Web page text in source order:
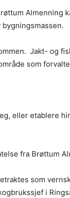
Almenning
Jakt- og
som
eller etablere
fra Brøttum
som
i